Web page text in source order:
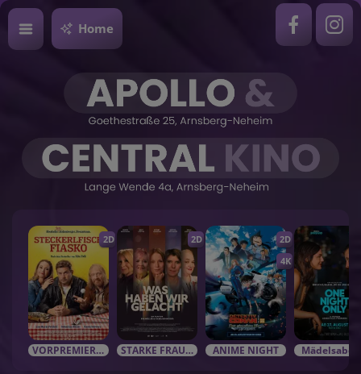
Home
2D
VORPREMIEREN / EVENTS
2D
STARKE FRAUEN in starken Rolle
2D
4K
ANIME NIGHT